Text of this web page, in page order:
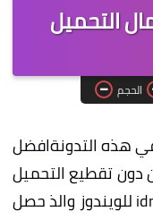
التحميل
الحجم
هذه التدونةافضل
دون تقطيع التحميل
او توقفه حيث بعد تجربتك لهذا التطبيق ستلاحض ان سرعة التحميل زادة فهو شبيه ببرنامج idm للويندوز والذ حصل